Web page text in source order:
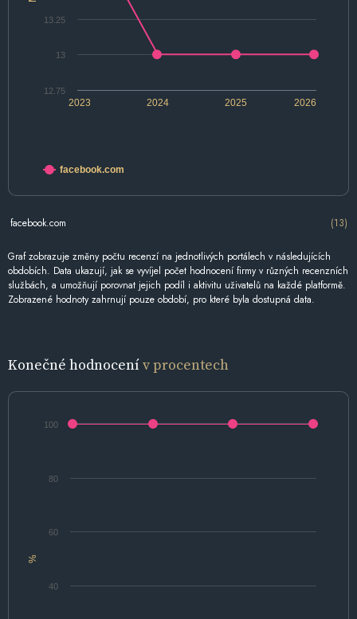
2024 2026
2023 2025
12.75
13
13.25
facebook.com
facebook.com (13)
Graf zobrazuje změny počtu recenzí na jednotlivých portálech v následujících
obdobích. Data ukazují, jak se vyvíjel počet hodnocení firmy v různých recenzních
službách, a umožňují porovnat jejich podíl i aktivitu uživatelů na každé platformě.
Zobrazené hodnoty zahrnují pouze období, pro které byla dostupná data.
Konečné hodnocenív procentech
%
40
60
80
100